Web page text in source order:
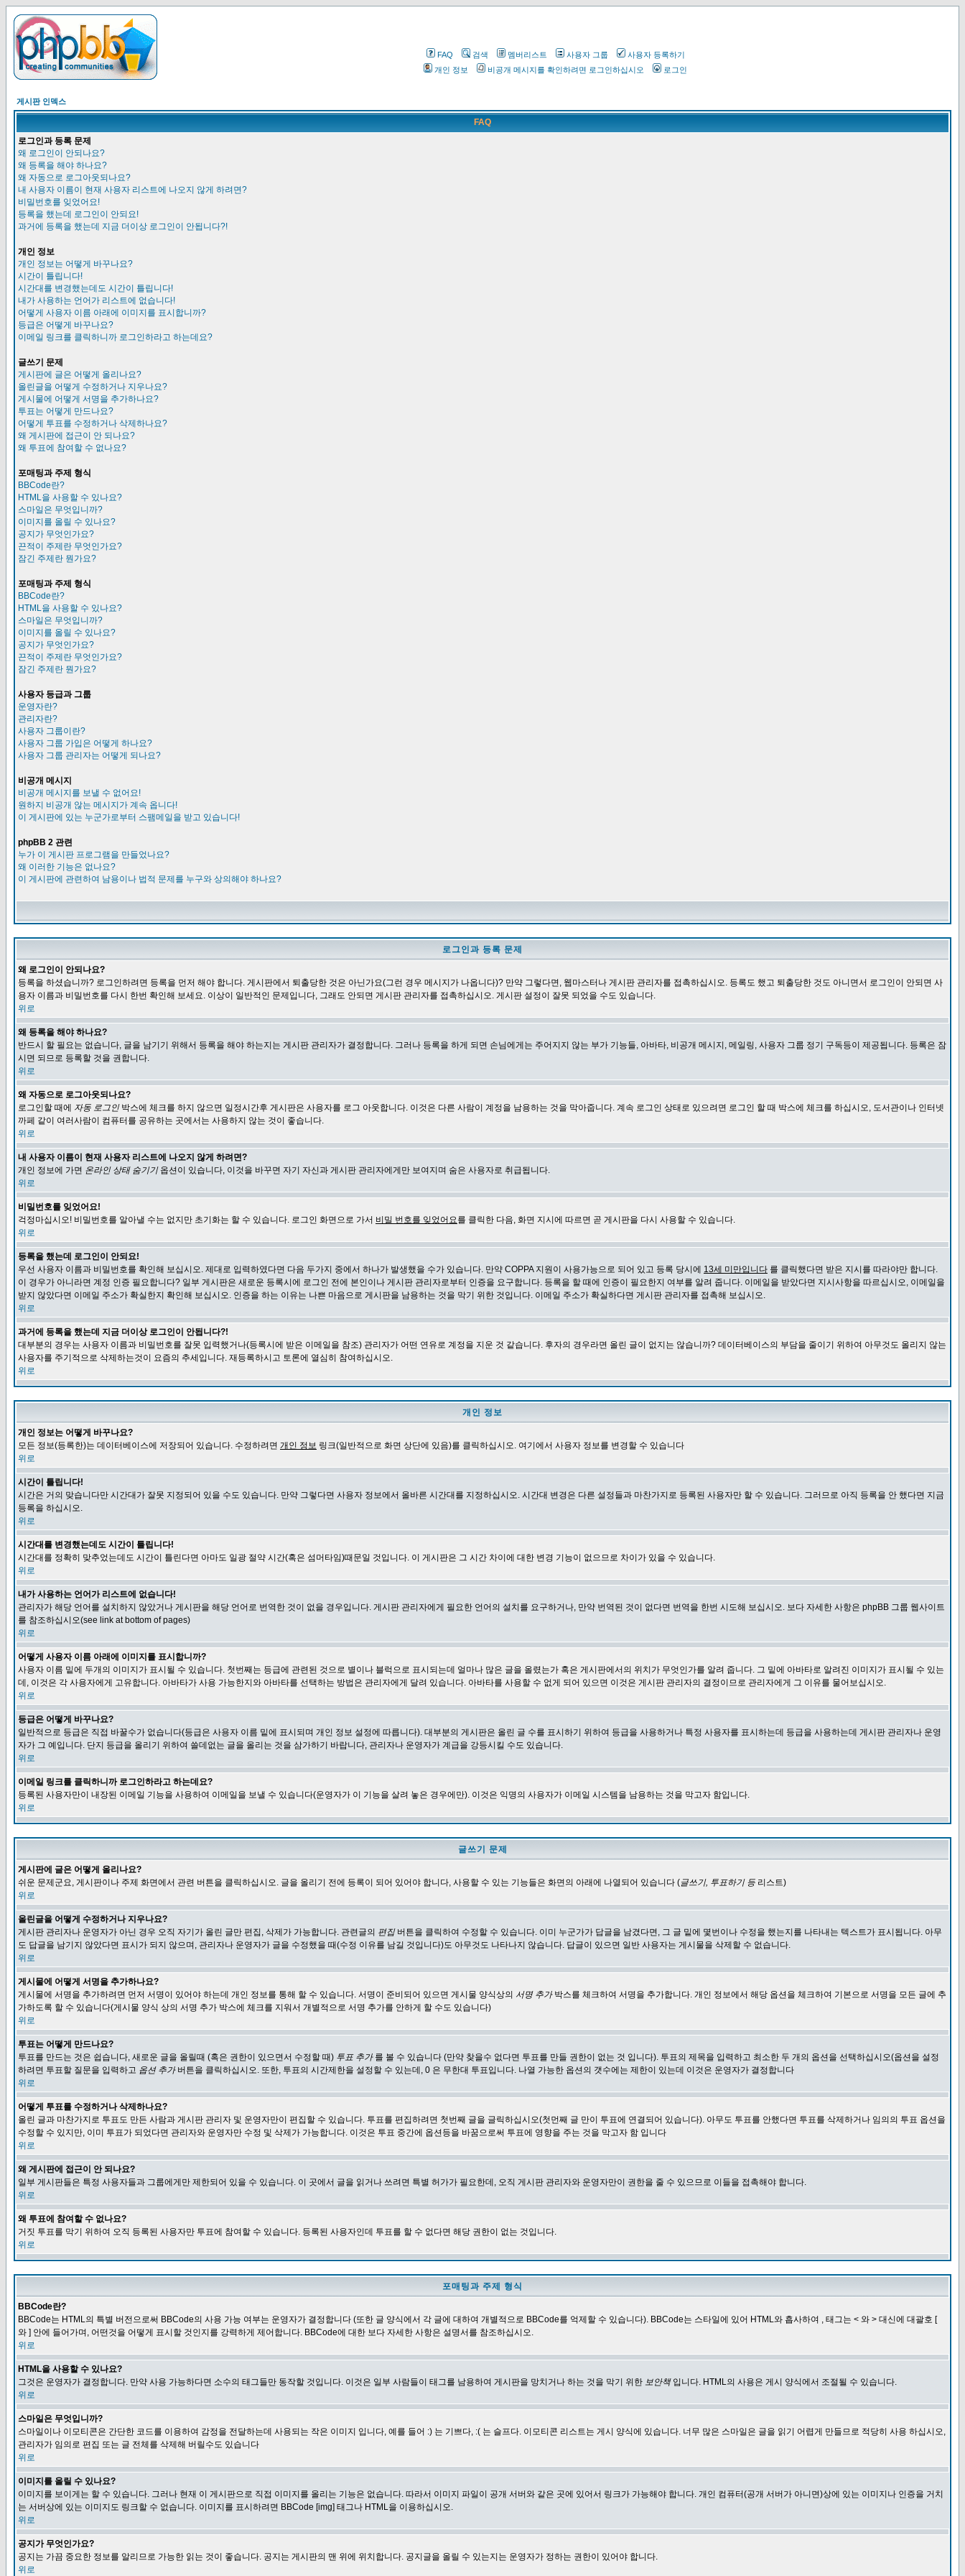
FAQ 검색 멤버리스트 사용자 그룹
사용자 등록하기
개인 정보
비공개 메시지를 확인하려면 로그인하십시오 로그인
게시판 인덱스
FAQ
로그인과 등록 문제
왜 로그인이 안되나요?
왜 등록을 해야 하나요?
왜 자동으로 로그아웃되나요?
내 사용자 이름이 현재 사용자 리스트에 나오지 않게 하려면?
비밀번호를 잊었어요!
등록을 했는데 로그인이 안되요!
과거에 등록을 했는데 지금 더이상 로그인이 안됩니다?!
개인 정보
개인 정보는 어떻게 바꾸나요?
시간이 틀립니다!
시간대를 변경했는데도 시간이 틀립니다!
내가 사용하는 언어가 리스트에 없습니다!
어떻게 사용자 이름 아래에 이미지를 표시합니까?
등급은 어떻게 바꾸나요?
이메일 링크를 클릭하니까 로그인하라고 하는데요?
글쓰기 문제
게시판에 글은 어떻게 올리나요?
올린글을 어떻게 수정하거나 지우나요?
게시물에 어떻게 서명을 추가하나요?
투표는 어떻게 만드나요?
어떻게 투표를 수정하거나 삭제하나요?
왜 게시판에 접근이 안 되나요?
왜 투표에 참여할 수 없나요?
포매팅과 주제 형식
BBCode란?
HTML을 사용할 수 있나요?
스마일은 무엇입니까?
이미지를 올릴 수 있나요?
공지가 무엇인가요?
끈적이 주제란 무엇인가요?
잠긴 주제란 뭔가요?
포매팅과 주제 형식
BBCode란?
HTML을 사용할 수 있나요?
스마일은 무엇입니까?
이미지를 올릴 수 있나요?
공지가 무엇인가요?
끈적이 주제란 무엇인가요?
잠긴 주제란 뭔가요?
사용자 등급과 그룹
운영자란?
관리자란?
사용자 그룹이란?
사용자 그룹 가입은 어떻게 하나요?
사용자 그룹 관리자는 어떻게 되나요?
비공개 메시지
비공개 메시지를 보낼 수 없어요!
원하지 비공개 않는 메시지가 계속 옵니다!
이 게시판에 있는 누군가로부터 스팸메일을 받고 있습니다!
phpBB 2 관련
누가 이 게시판 프로그램을 만들었나요?
왜 이러한 기능은 없나요?
이 게시판에 관련하여 남용이나 법적 문제를 누구와 상의해야 하나요?
로그인과 등록 문제
왜 로그인이 안되나요?
등록을 하셨습니까? 로그인하려면 등록을 먼저 해야 합니다. 게시판에서 퇴출당한 것은 아닌가요(그런 경우 메시지가 나옵니다)? 만약 그렇다면, 웹마스터나 게시판 관리자를 접촉하십시오. 등록도 했고 퇴출당한 것도 아니면서 로그인이 안되면 사
용자 이름과 비밀번호를 다시 한번 확인해 보세요. 이상이 일반적인 문제입니다, 그래도 안되면 게시판 관리자를 접촉하십시오. 게시판 설정이 잘못 되었을 수도 있습니다.
위로
왜 등록을 해야 하나요?
반드시 할 필요는 없습니다, 글을 남기기 위해서 등록을 해야 하는지는 게시판 관리자가 결정합니다. 그러나 등록을 하게 되면 손님에게는 주어지지 않는 부가 기능들, 아바타, 비공개 메시지, 메일링, 사용자 그룹 정기 구독등이 제공됩니다. 등록은 잠
시면 되므로 등록할 것을 권합니다.
위로
왜 자동으로 로그아웃되나요?
로그인할 때에 자동 로그인박스에 체크를 하지 않으면 일정시간후 게시판은 사용자를 로그 아웃합니다. 이것은 다른 사람이 계정을 남용하는 것을 막아줍니다. 계속 로그인 상태로 있으려면 로그인 할 때 박스에 체크를 하십시오, 도서관이나 인터넷
까페 같이 여러사람이 컴퓨터를 공유하는 곳에서는 사용하지 않는 것이 좋습니다.
위로
내 사용자 이름이 현재 사용자 리스트에 나오지 않게 하려면?
개인 정보에 가면 온라인 상태 숨기기옵션이 있습니다, 이것을 바꾸면 자기 자신과 게시판 관리자에게만 보여지며 숨은 사용자로 취급됩니다.
위로
비밀번호를 잊었어요!
걱정마십시오! 비밀번호를 알아낼 수는 없지만 초기화는 할 수 있습니다. 로그인 화면으로 가서 비밀 번호를 잊었어요를 클릭한 다음, 화면 지시에 따르면 곧 게시판을 다시 사용할 수 있습니다.
위로
등록을 했는데 로그인이 안되요!
우선 사용자 이름과 비밀번호를 확인해 보십시오. 제대로 입력하였다면 다음 두가지 중에서 하나가 발생했을 수가 있습니다. 만약 COPPA 지원이 사용가능으로 되어 있고 등록 당시에 13세 미만입니다 를 클릭했다면 받은 지시를 따라야만 합니다.
이 경우가 아니라면 계정 인증 필요합니다? 일부 게시판은 새로운 등록시에 로그인 전에 본인이나 게시판 관리자로부터 인증을 요구합니다. 등록을 할 때에 인증이 필요한지 여부를 알려 줍니다. 이메일을 받았다면 지시사항을 따르십시오, 이메일을
받지 않았다면 이메일 주소가 확실한지 확인해 보십시오. 인증을 하는 이유는 나쁜 마음으로 게시판을 남용하는 것을 막기 위한 것입니다. 이메일 주소가 확실하다면 게시판 관리자를 접촉해 보십시오.
위로
과거에 등록을 했는데 지금 더이상 로그인이 안됩니다?!
대부분의 경우는 사용자 이름과 비밀번호를 잘못 입력했거나(등록시에 받은 이메일을 참조) 관리자가 어떤 연유로 계정을 지운 것 같습니다. 후자의 경우라면 올린 글이 없지는 않습니까? 데이터베이스의 부담을 줄이기 위하여 아무것도 올리지 않는
사용자를 주기적으로 삭제하는것이 요즘의 추세입니다. 재등록하시고 토론에 열심히 참여하십시오.
위로
개인 정보
개인 정보는 어떻게 바꾸나요?
모든 정보(등록한)는 데이터베이스에 저장되어 있습니다. 수정하려면 개인 정보 링크(일반적으로 화면 상단에 있음)를 클릭하십시오. 여기에서 사용자 정보를 변경할 수 있습니다
위로
시간이 틀립니다!
시간은 거의 맞습니다만 시간대가 잘못 지정되어 있을 수도 있습니다. 만약 그렇다면 사용자 정보에서 올바른 시간대를 지정하십시오. 시간대 변경은 다른 설정들과 마찬가지로 등록된 사용자만 할 수 있습니다. 그러므로 아직 등록을 안 했다면 지금
등록을 하십시오.
위로
시간대를 변경했는데도 시간이 틀립니다!
시간대를 정확히 맞추었는데도 시간이 틀린다면 아마도 일광 절약 시간(혹은 섬머타임)때문일 것입니다. 이 게시판은 그 시간 차이에 대한 변경 기능이 없으므로 차이가 있을 수 있습니다.
위로
내가 사용하는 언어가 리스트에 없습니다!
관리자가 해당 언어를 설치하지 않았거나 게시판을 해당 언어로 번역한 것이 없을 경우입니다. 게시판 관리자에게 필요한 언어의 설치를 요구하거나, 만약 번역된 것이 없다면 번역을 한번 시도해 보십시오. 보다 자세한 사항은 phpBB 그룹 웹사이트
를 참조하십시오(see link at bottom of pages)
위로
어떻게 사용자 이름 아래에 이미지를 표시합니까?
사용자 이름 밑에 두개의 이미지가 표시될 수 있습니다. 첫번째는 등급에 관련된 것으로 별이나 블럭으로 표시되는데 얼마나 많은 글을 올렸는가 혹은 게시판에서의 위치가 무엇인가를 알려 줍니다. 그 밑에 아바타로 알려진 이미지가 표시될 수 있는
데, 이것은 각 사용자에게 고유합니다. 아바타가 사용 가능한지와 아바타를 선택하는 방법은 관리자에게 달려 있습니다. 아바타를 사용할 수 없게 되어 있으면 이것은 게시판 관리자의 결정이므로 관리자에게 그 이유를 물어보십시오.
위로
등급은 어떻게 바꾸나요?
일반적으로 등급은 직접 바꿀수가 없습니다(등급은 사용자 이름 밑에 표시되며 개인 정보 설정에 따릅니다). 대부분의 게시판은 올린 글 수를 표시하기 위하여 등급을 사용하거나 특정 사용자를 표시하는데 등급을 사용하는데 게시판 관리자나 운영
자가 그 예입니다. 단지 등급을 올리기 위하여 쓸데없는 글을 올리는 것을 삼가하기 바랍니다, 관리자나 운영자가 계급을 강등시킬 수도 있습니다.
위로
이메일 링크를 클릭하니까 로그인하라고 하는데요?
등록된 사용자만이 내장된 이메일 기능을 사용하여 이메일을 보낼 수 있습니다(운영자가 이 기능을 살려 놓은 경우에만). 이것은 익명의 사용자가 이메일 시스템을 남용하는 것을 막고자 함입니다.
위로
글쓰기 문제
게시판에 글은 어떻게 올리나요?
쉬운 문제군요, 게시판이나 주제 화면에서 관련 버튼을 클릭하십시오. 글을 올리기 전에 등록이 되어 있어야 합니다, 사용할 수 있는 기능들은 화면의 아래에 나열되어 있습니다 (글쓰기, 투표하기 등 리스트)
위로
올린글을 어떻게 수정하거나 지우나요?
게시판 관리자나 운영자가 아닌 경우 오직 자기가 올린 글만 편집, 삭제가 가능합니다. 관련글의 편집버튼을 클릭하여 수정할 수 있습니다. 이미 누군가가 답글을 남겼다면, 그 글 밑에 몇번이나 수정을 했는지를 나타내는 텍스트가 표시됩니다. 아무
도 답글을 남기지 않았다면 표시가 되지 않으며, 관리자나 운영자가 글을 수정했을 때(수정 이유를 남길 것입니다)도 아무것도 나타나지 않습니다. 답글이 있으면 일반 사용자는 게시물을 삭제할 수 없습니다.
위로
게시물에 어떻게 서명을 추가하나요?
게시물에 서명을 추가하려면 먼저 서명이 있어야 하는데 개인 정보를 통해 할 수 있습니다. 서명이 준비되어 있으면 게시물 양식상의 서명 추가박스를 체크하여 서명을 추가합니다. 개인 정보에서 해당 옵션을 체크하여 기본으로 서명을 모든 글에 추
가하도록 할 수 있습니다(게시물 양식 상의 서명 추가 박스에 체크를 지워서 개별적으로 서명 추가를 안하게 할 수도 있습니다)
위로
투표는 어떻게 만드나요?
투표를 만드는 것은 쉽습니다, 새로운 글을 올릴때 (혹은 권한이 있으면서 수정할 때) 투표 추가를 볼 수 있습니다 (만약 찾을수 없다면 투표를 만들 권한이 없는 것 입니다). 투표의 제목을 입력하고 최소한 두 개의 옵션을 선택하십시오(옵션을 설정
하려면 투표할 질문을 입력하고 옵션 추가버튼을 클릭하십시오. 또한, 투표의 시간제한을 설정할 수 있는데, 0 은 무한대 투표입니다. 나열 가능한 옵션의 갯수에는 제한이 있는데 이것은 운영자가 결정합니다
위로
어떻게 투표를 수정하거나 삭제하나요?
올린 글과 마찬가지로 투표도 만든 사람과 게시판 관리자 및 운영자만이 편집할 수 있습니다. 투표를 편집하려면 첫번째 글을 글릭하십시오(첫먼째 글 만이 투표에 연결되어 있습니다). 아무도 투표를 안했다면 투표를 삭제하거나 임의의 투표 옵션을
수정할 수 있지만, 이미 투표가 되었다면 관리자와 운영자만 수정 및 삭제가 가능합니다. 이것은 투표 중간에 옵션등을 바꿈으로써 투표에 영향을 주는 것을 막고자 함 입니다
위로
왜 게시판에 접근이 안 되나요?
일부 게시판들은 특정 사용자들과 그룹에게만 제한되어 있을 수 있습니다. 이 곳에서 글을 읽거나 쓰려면 특별 허가가 필요한데, 오직 게시판 관리자와 운영자만이 권한을 줄 수 있으므로 이들을 접촉해야 합니다.
위로
왜 투표에 참여할 수 없나요?
거짓 투표를 막기 위하여 오직 등록된 사용자만 투표에 참여할 수 있습니다. 등록된 사용자인데 투표를 할 수 없다면 해당 권한이 없는 것입니다.
위로
포매팅과 주제 형식
BBCode란?
BBCode는 HTML의 특별 버전으로써 BBCode의 사용 가능 여부는 운영자가 결정합니다 (또한 글 양식에서 각 글에 대하여 개별적으로 BBCode를 억제할 수 있습니다). BBCode는 스타일에 있어 HTML와 흡사하여 , 태그는 < 와 > 대신에 대괄호 [
와 ] 안에 들어가며, 어떤것을 어떻게 표시할 것인지를 강력하게 제어합니다. BBCode에 대한 보다 자세한 사항은 설명서를 참조하십시오.
위로
HTML을 사용할 수 있나요?
그것은 운영자가 결정합니다. 만약 사용 가능하다면 소수의 태그들만 동작할 것입니다. 이것은 일부 사람들이 태그를 남용하여 게시판을 망치거나 하는 것을 막기 위한 보안책입니다. HTML의 사용은 게시 양식에서 조절될 수 있습니다.
위로
스마일은 무엇입니까?
스마일이나 이모티콘은 간단한 코드를 이용하여 감정을 전달하는데 사용되는 작은 이미지 입니다, 예를 들어 :) 는 기쁘다, :( 는 슬프다. 이모티콘 리스트는 게시 양식에 있습니다. 너무 많은 스마일은 글을 읽기 어렵게 만들므로 적당히 사용 하십시오,
관리자가 임의로 편집 또는 글 전체를 삭제해 버릴수도 있습니다
위로
이미지를 올릴 수 있나요?
이미지를 보이게는 할 수 있습니다. 그러나 현재 이 게시판으로 직접 이미지를 올리는 기능은 없습니다. 따라서 이미지 파일이 공개 서버와 같은 곳에 있어서 링크가 가능해야 합니다. 개인 컴퓨터(공개 서버가 아니면)상에 있는 이미지나 인증을 거치
는 서버상에 있는 이미지도 링크할 수 없습니다. 이미지를 표시하려면 BBCode [img] 태그나 HTML을 이용하십시오.
위로
공지가 무엇인가요?
공지는 가끔 중요한 정보를 알리므로 가능한 읽는 것이 좋습니다. 공지는 게시판의 맨 위에 위치합니다. 공지글을 올릴 수 있는지는 운영자가 정하는 권한이 있어야 합니다.
위로